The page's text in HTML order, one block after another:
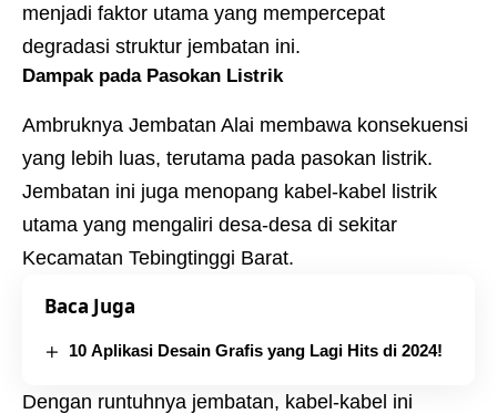
menjadi faktor utama yang mempercepat
degradasi struktur jembatan ini.
Dampak pada Pasokan Listrik
Ambruknya Jembatan Alai membawa konsekuensi
yang lebih luas, terutama pada pasokan listrik.
Jembatan ini juga menopang kabel-kabel listrik
utama yang mengaliri desa-desa di sekitar
Kecamatan Tebingtinggi Barat.
Baca Juga
10 Aplikasi Desain Grafis yang Lagi Hits di 2024!
Dengan runtuhnya jembatan, kabel-kabel ini